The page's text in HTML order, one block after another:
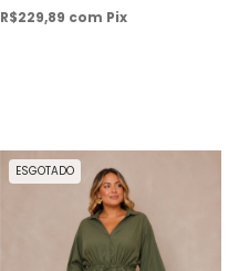
R$229,89 com Pix
ESGOTADO